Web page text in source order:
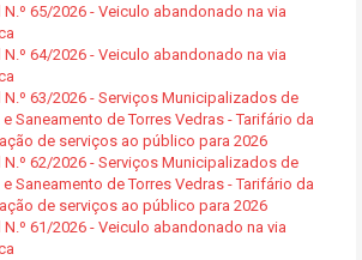
N.º 65/2026 - Veiculo abandonado na via
N.º 64/2026 - Veiculo abandonado na via
N.º 63/2026 - Serviços Municipalizados de
Saneamento de Torres Vedras - Tarifário da
de serviços ao público para 2026
N.º 62/2026 - Serviços Municipalizados de
Saneamento de Torres Vedras - Tarifário da
de serviços ao público para 2026
N.º 61/2026 - Veiculo abandonado na via